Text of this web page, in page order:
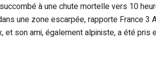
à une chute mortelle vers 10
une zone escarpée, rapporte France 3
et son ami, également alpiniste, a été pris